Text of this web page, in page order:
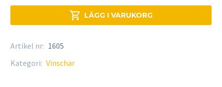
 LÄGG I VARUKORG
Artikel nr: 1605
Kategori: Vinschar